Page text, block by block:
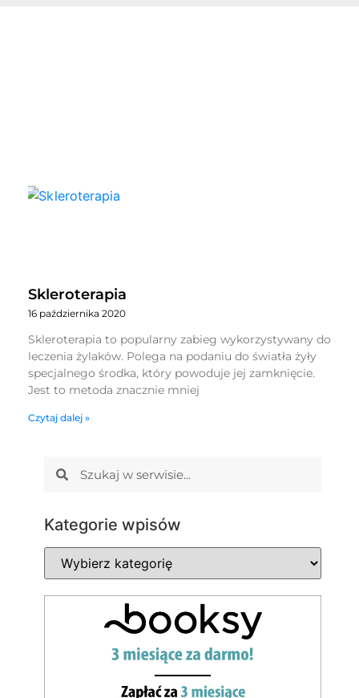
Skleroterapia
16 października 2020
Skleroterapia to popularny zabieg wykorzystywany do
leczenia żylaków. Polega na podaniu do światła żyły
specjalnego środka, który powoduje jej zamknięcie.
Jest to metoda znacznie mniej
Czytaj dalej »
Kategorie wpisów